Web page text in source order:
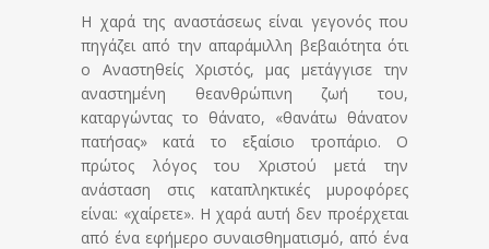
Η χαρά της αναστάσεως είναι γεγονός που
πηγάζει από την απαράμιλλη βεβαιότητα ότι
ο Αναστηθείς Χριστός, μας μετάγγισε την
αναστημένη θεανθρώπινη ζωή του,
καταργώντας το θάνατο, «θανάτω θάνατον
πατήσας» κατά το εξαίσιο τροπάριο. Ο
πρώτος λόγος του Χριστού μετά την
ανάσταση στις καταπληκτικές μυροφόρες
είναι: «χαίρετε». Η χαρά αυτή δεν προέρχεται
από ένα εφήμερο συναισθηματισμό, από ένα